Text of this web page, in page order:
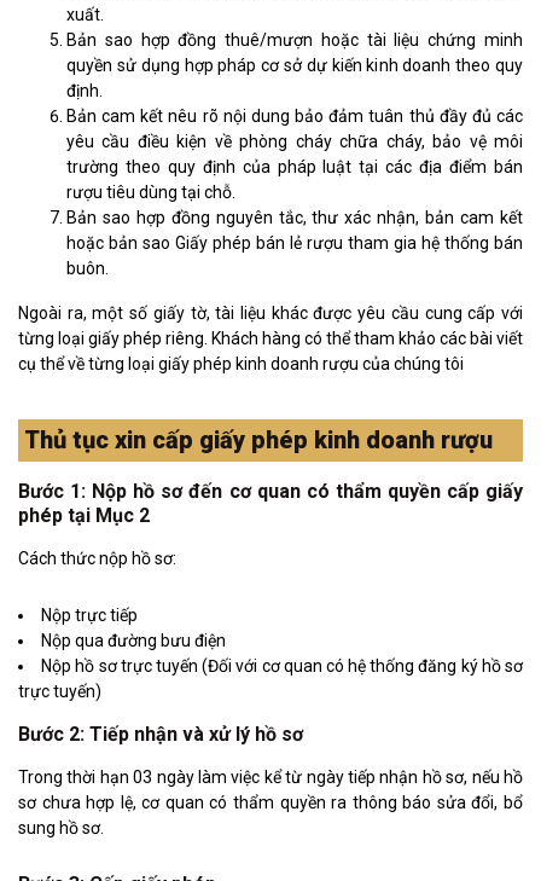
xuất.
Bản sao hợp đồng thuê/mượn hoặc tài liệu chứng minh
quyền sử dụng hợp pháp cơ sở dự kiến kinh doanh theo quy
định.
Bản cam kết nêu rõ nội dung bảo đảm tuân thủ đầy đủ các
yêu cầu điều kiện về phòng cháy chữa cháy, bảo vệ môi
trường theo quy định của pháp luật tại các địa điểm bán
rượu tiêu dùng tại chỗ.
Bản sao hợp đồng nguyên tắc, thư xác nhận, bản cam kết
hoặc bản sao Giấy phép bán lẻ rượu tham gia hệ thống bán
buôn.
Ngoài ra, một số giấy tờ, tài liệu khác được yêu cầu cung cấp với
từng loại giấy phép riêng. Khách hàng có thể tham khảo các bài viết
cụ thể về từng loại giấy phép kinh doanh rượu của chúng tôi
Thủ tục xin cấp giấy phép kinh doanh rượu
Bước 1: Nộp hồ sơ đến cơ quan có thẩm quyền cấp giấy
phép tại Mục 2
Cách thức nộp hồ sơ:
Nộp trực tiếp
Nộp qua đường bưu điện
Nộp hồ sơ trực tuyến (Đối với cơ quan có hệ thống đăng ký hồ sơ
trực tuyến)
Bước 2: Tiếp nhận và xử lý hồ sơ
Trong thời hạn 03 ngày làm việc kể từ ngày tiếp nhận hồ sơ, nếu hồ
sơ chưa hợp lệ, cơ quan có thẩm quyền ra thông báo sửa đổi, bổ
sung hồ sơ.